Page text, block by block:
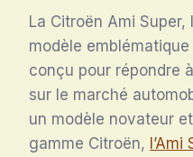
La Citroën Ami
modèle emblématique
conçu pour répondre
sur le marché
un modèle novateur
gamme Citroën, l’Ami